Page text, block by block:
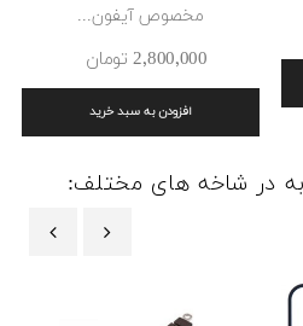
مخصوص آیفون...
2٬800٬000 ‎تومان
افزودن به سبد خرید